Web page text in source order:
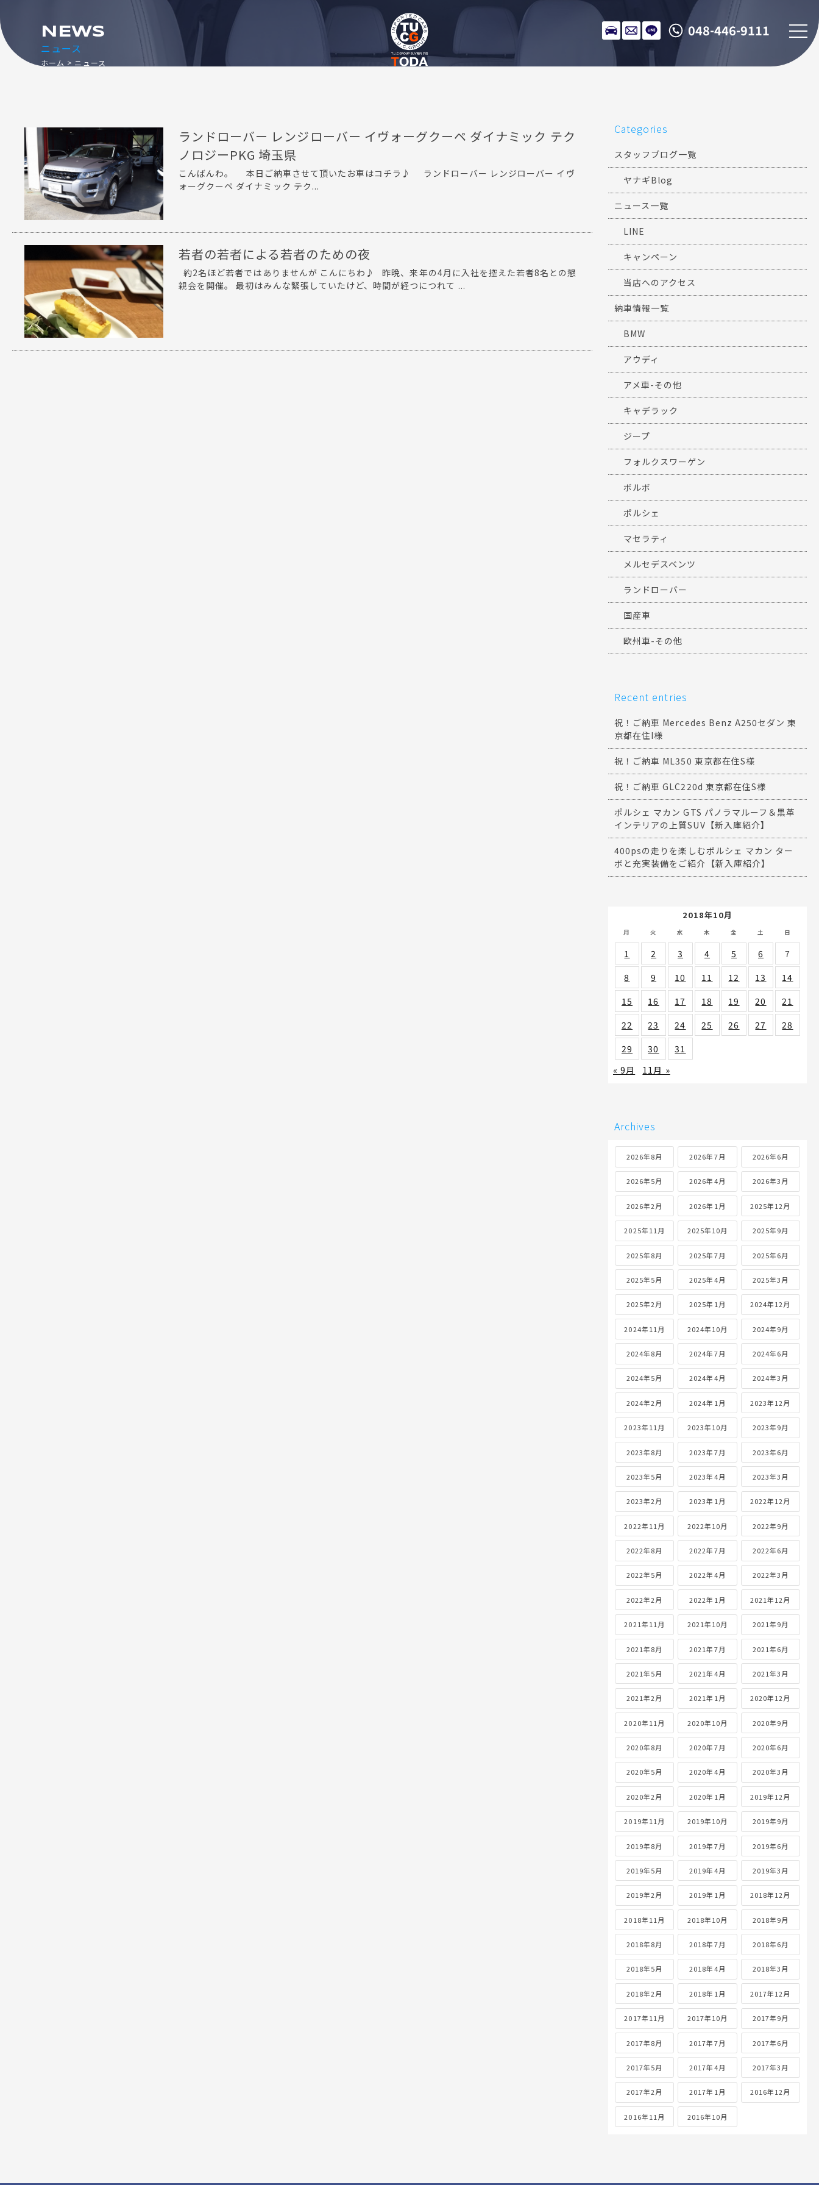
048-446-9111
ニュース
NEWS
ホーム ニュース
ランドローバー レンジローバー イヴォーグクーペ ダイナミック テク
ノロジーPKG 埼玉県
こんばんわ。 本日ご納車させて頂いたお車はコチラ♪ ランドローバー レンジローバー イヴ
ォーグクーペ ダイナミック テク...
若者の若者による若者のための夜
約2名ほど若者ではありませんが こんにちわ♪ 昨晩、来年の4月に入社を控えた若者8名との懇
親会を開催。 最初はみんな緊張していたけど、時間が経つにつれて ...
Categories
スタッフブログ一覧
ヤナギBlog
ニュース一覧
LINE
キャンペーン
当店へのアクセス
納車情報一覧
BMW
アウディ
アメ車-その他
キャデラック
ジープ
フォルクスワーゲン
ボルボ
ポルシェ
マセラティ
メルセデスベンツ
ランドローバー
国産車
欧州車-その他
Recent entries
祝！ご納車 Mercedes Benz A250セダン 東
京都在住I様
祝！ご納車 ML350 東京都在住S様
祝！ご納車 GLC220d 東京都在住S様
ポルシェ マカン GTS パノラマルーフ＆黒革
インテリアの上質SUV【新入庫紹介】
400psの走りを楽しむポルシェ マカン ター
ボと充実装備をご紹介【新入庫紹介】
2018年10月
月 火 水 木 金 土 日
1 2 3 4 5 6
7
8
9 10 11 12 13
14
15
16 17 18 19 20
21
22
23 24 25 26 27
28
29
30
31
« 9月
11月 »
Archives
2026年8月 2026年7月 2026年6月
2026年5月 2026年4月 2026年3月
2026年2月 2026年1月 2025年12月
2025年11月 2025年10月 2025年9月
2025年8月 2025年7月 2025年6月
2025年5月 2025年4月 2025年3月
2025年2月 2025年1月 2024年12月
2024年11月 2024年10月 2024年9月
2024年8月 2024年7月 2024年6月
2024年5月 2024年4月 2024年3月
2024年2月 2024年1月 2023年12月
2023年11月 2023年10月 2023年9月
2023年8月 2023年7月 2023年6月
2023年5月 2023年4月 2023年3月
2023年2月 2023年1月 2022年12月
2022年11月 2022年10月 2022年9月
2022年8月 2022年7月 2022年6月
2022年5月 2022年4月 2022年3月
2022年2月 2022年1月 2021年12月
2021年11月 2021年10月 2021年9月
2021年8月 2021年7月 2021年6月
2021年5月 2021年4月 2021年3月
2021年2月 2021年1月 2020年12月
2020年11月 2020年10月 2020年9月
2020年8月 2020年7月 2020年6月
2020年5月 2020年4月 2020年3月
2020年2月 2020年1月 2019年12月
2019年11月 2019年10月 2019年9月
2019年8月 2019年7月 2019年6月
2019年5月 2019年4月 2019年3月
2019年2月 2019年1月 2018年12月
2018年11月 2018年10月 2018年9月
2018年8月 2018年7月 2018年6月
2018年5月 2018年4月 2018年3月
2018年2月 2018年1月 2017年12月
2017年11月 2017年10月 2017年9月
2017年8月 2017年7月 2017年6月
2017年5月 2017年4月 2017年3月
2017年2月 2017年1月 2016年12月
2016年11月 2016年10月